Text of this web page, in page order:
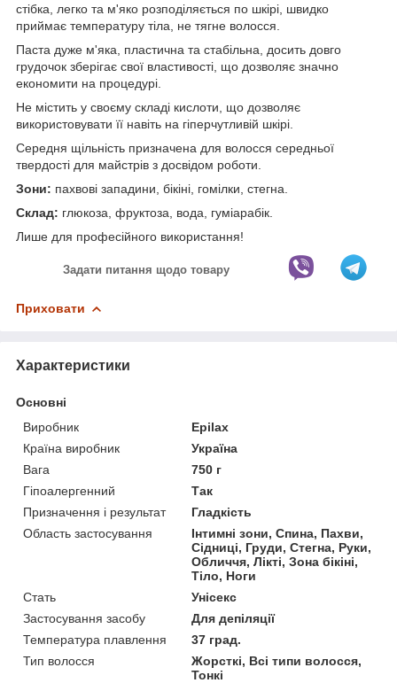
стібка, легко та м'яко розподіляється по шкірі, швидко
приймає температуру тіла, не тягне волосся.
Паста дуже м'яка, пластична та стабільна, досить довго
грудочок зберігає свої властивості, що дозволяє значно
економити на процедурі.
Не містить у своєму складі кислоти, що дозволяє
використовувати її навіть на гіперчутливій шкірі.
Середня щільність призначена для волосся середньої
твердості для майстрів з досвідом роботи.
Зони: пахвові западини, бікіні, гомілки, стегна.
Склад: глюкоза, фруктоза, вода, гуміарабік.
Лише для професійного використання!
Задати питання щодо товару
Приховати
Характеристики
Основні
Виробник
Epilax
Країна виробник
Україна
Вага
750 г
Гіпоалергенний
Так
Призначення і результат
Гладкість
Область застосування
Інтимні зони, Спина, Пахви,
Сідниці, Груди, Стегна, Руки,
Обличчя, Лікті, Зона бікіні,
Тіло, Ноги
Стать
Унісекс
Застосування засобу
Для депіляції
Температура плавлення
37 град.
Тип волосся
Жорсткі, Всі типи волосся,
Тонкі